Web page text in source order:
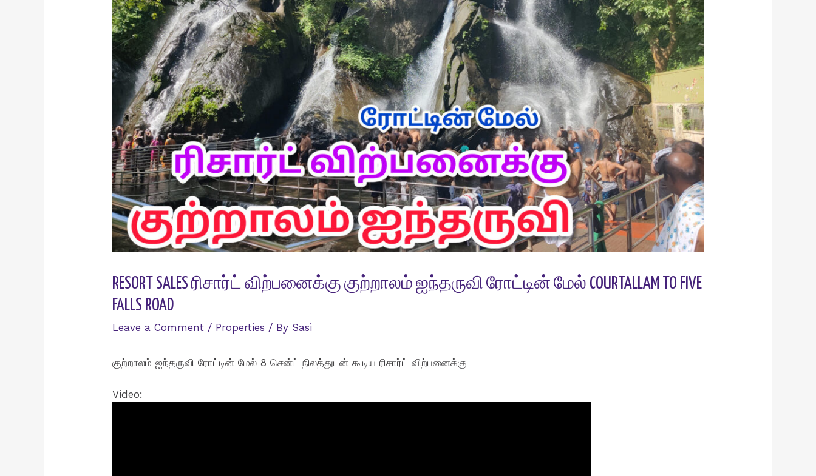
RESORT SALES ரிசார்ட் விற்பனைக்கு குற்றாலம் ஐந்தருவி ரோட்டின் மேல் COURTALLAM TO FIVE
FALLS ROAD
Leave a Comment / Properties / By Sasi
குற்றாலம் ஐந்தருவி ரோட்டின் மேல் 8 சென்ட் நிலத்துடன் கூடிய ரிசார்ட் விற்பனைக்கு
Video: